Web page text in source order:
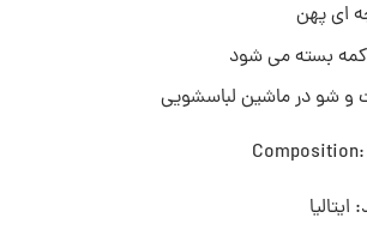
ای پهن
بسته می شود
شو در ماشین لباسشویی
Composition: